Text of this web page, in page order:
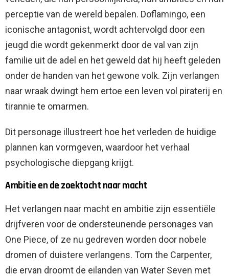
perceptie van de wereld bepalen. Doflamingo, een
iconische antagonist, wordt achtervolgd door een
jeugd die wordt gekenmerkt door de val van zijn
familie uit de adel en het geweld dat hij heeft geleden
onder de handen van het gewone volk. Zijn verlangen
naar wraak dwingt hem ertoe een leven vol piraterij en
tirannie te omarmen.
Dit personage illustreert hoe het verleden de huidige
plannen kan vormgeven, waardoor het verhaal
psychologische diepgang krijgt.
Ambitie en de zoektocht naar macht
Het verlangen naar macht en ambitie zijn essentiële
drijfveren voor de ondersteunende personages van
One Piece, of ze nu gedreven worden door nobele
dromen of duistere verlangens. Tom the Carpenter,
die ervan droomt de eilanden van Water Seven met